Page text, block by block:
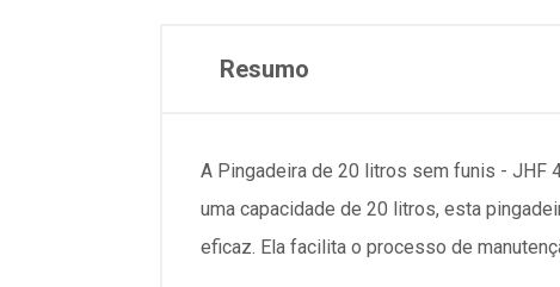
Resumo
A Pingadeira de 20 litros sem funis - JHF
uma capacidade de 20 litros, esta
eficaz. Ela facilita o processo de